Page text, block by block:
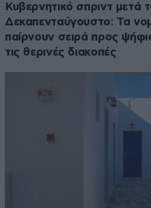
Κυβερνητικό σπριντ μετά
Δεκαπενταύγουστο: Τα
παίρνουν σειρά προς
τις θερινές διακοπές